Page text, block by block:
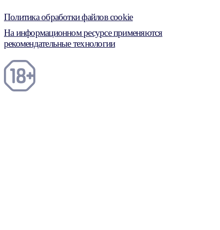
Политика обработки файлов cookie
На информационном ресурсе применяются
рекомендательные технологии